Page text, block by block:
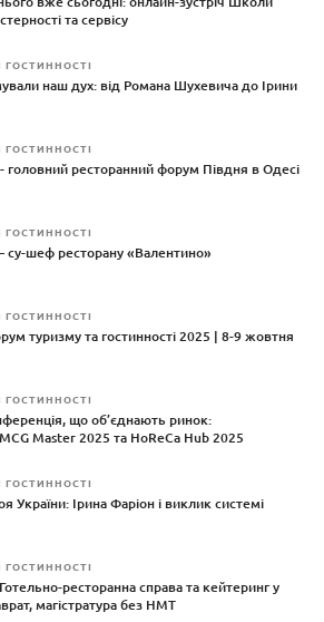
та сервісу
наш дух: від Романа Шухевича до Ірини
- головний ресторанний форум Півдня в Одесі
шеф ресторану «Валентино»
туризму та гостинності 2025 | 8-9 жовтня
що об’єднають ринок:
Master 2025 та HoReCa Hub 2025
України: Ірина Фаріон і виклик системі
ресторанна справа та кейтеринг у
магістратура без НМТ